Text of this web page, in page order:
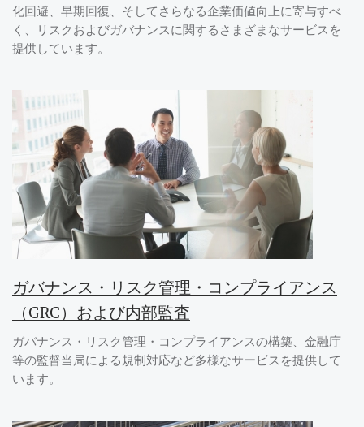
化回避、早期回復、そしてさらなる企業価値向上に寄与すべ
く、リスクおよびガバナンスに関するさまざまなサービスを
提供しています。
ガバナンス・リスク管理・コンプライアンス
（GRC）および内部監査
ガバナンス・リスク管理・コンプライアンスの構築、金融庁
等の監督当局による規制対応など多様なサービスを提供して
います。